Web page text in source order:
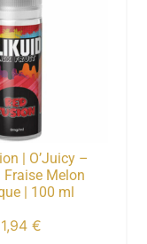
| O’Juicy –
Fraise Melon
| 100 ml
€